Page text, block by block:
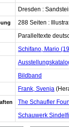
Dresden :
288 Seiten :
Paralleltexte
Schifano, Mario
Bildband
Frank, Svenja
The Schaufler
Schauwerk